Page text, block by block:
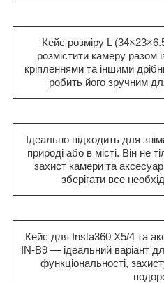
Кейс розміру L
розмістити камеру разом
кріпленнями та іншими
робить його зручним
Ідеально підходить для
природі або в місті. Він не
захист камери та
зберігати все
Кейс для Insta360 X5/4 та
IN-B9 — ідеальний варіант
функціональності,